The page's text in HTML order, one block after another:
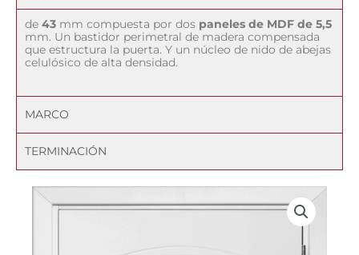
de 43 mm compuesta por dos paneles de MDF de 5,5
mm. Un bastidor perimetral de madera compensada
que estructura la puerta. Y un núcleo de nido de abejas
celulósico de alta densidad.
MARCO
TERMINACIÓN